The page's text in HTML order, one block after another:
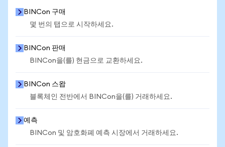
BINCon 구매
몇 번의 탭으로 시작하세요.
BINCon 판매
BINCon을(를) 현금으로 교환하세요.
BINCon 스왑
블록체인 전반에서 BINCon을(를) 거래하세요.
예측
BINCon 및 암호화폐 예측 시장에서 거래하세요.